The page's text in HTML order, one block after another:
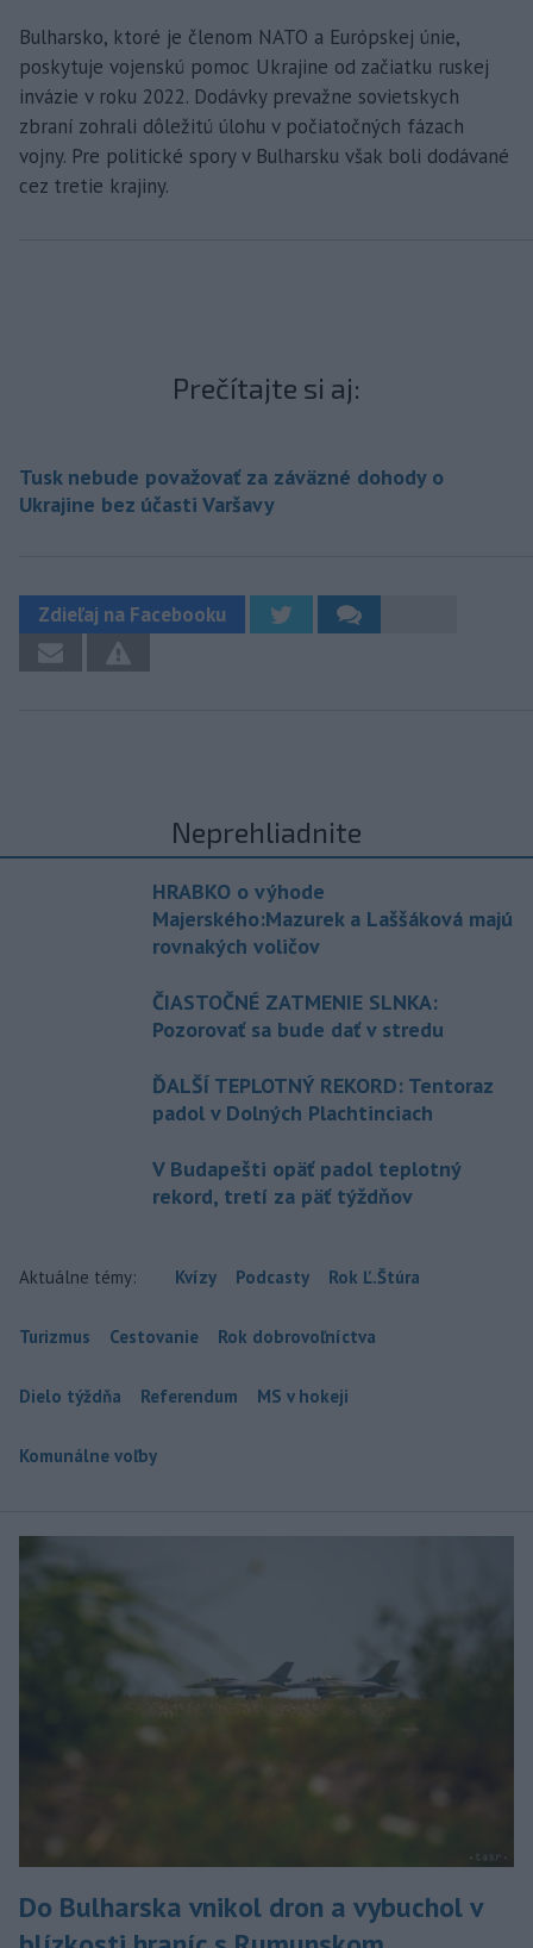
Bulharsko, ktoré je členom NATO a Európskej únie,
poskytuje vojenskú pomoc Ukrajine od začiatku ruskej
invázie v roku 2022. Dodávky prevažne sovietskych
zbraní zohrali dôležitú úlohu v počiatočných fázach
vojny. Pre politické spory v Bulharsku však boli dodávané
cez tretie krajiny.
Prečítajte si aj:
Tusk nebude považovať za záväzné dohody o
Ukrajine bez účasti Varšavy
Zdieľaj na Facebooku
Neprehliadnite
HRABKO o výhode
Majerského:Mazurek a Laššáková majú
rovnakých voličov
ČIASTOČNÉ ZATMENIE SLNKA:
Pozorovať sa bude dať v stredu
ĎALŠÍ TEPLOTNÝ REKORD: Tentoraz
padol v Dolných Plachtinciach
V Budapešti opäť padol teplotný
rekord, tretí za päť týždňov
Aktuálne témy: Kvízy Podcasty Rok Ľ.Štúra
Turizmus Cestovanie Rok dobrovoľníctva
Dielo týždňa Referendum MS v hokeji
Komunálne voľby
Do Bulharska vnikol dron a vybuchol v